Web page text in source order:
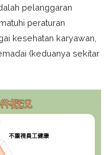
pelanggaran
peraturan
kesehatan karyawan,
(keduanya sekitar